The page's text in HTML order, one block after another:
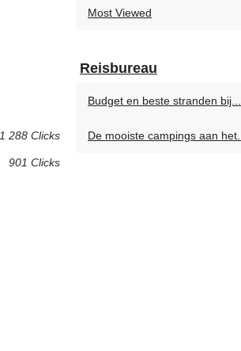
1 288 Clicks
901 Clicks
Most Viewed
Reisbureau
Budget en beste stranden bij...
De mooiste campings aan het...